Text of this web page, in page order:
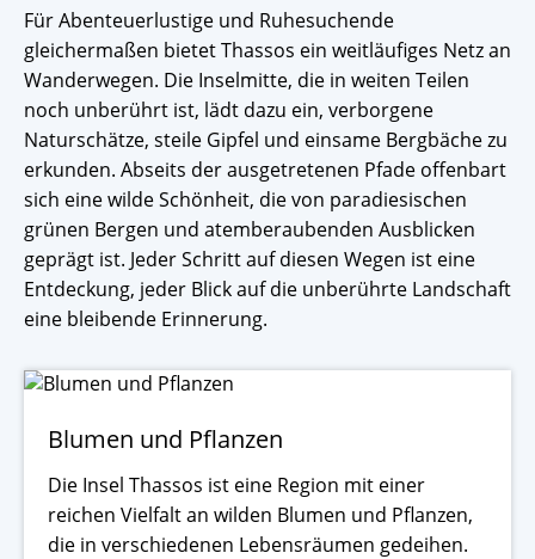
Für Abenteuerlustige und Ruhesuchende
gleichermaßen bietet Thassos ein weitläufiges Netz an
Wanderwegen. Die Inselmitte, die in weiten Teilen
noch unberührt ist, lädt dazu ein, verborgene
Naturschätze, steile Gipfel und einsame Bergbäche zu
erkunden. Abseits der ausgetretenen Pfade offenbart
sich eine wilde Schönheit, die von paradiesischen
grünen Bergen und atemberaubenden Ausblicken
geprägt ist. Jeder Schritt auf diesen Wegen ist eine
Entdeckung, jeder Blick auf die unberührte Landschaft
eine bleibende Erinnerung.
Blumen und Pflanzen
Die Insel Thassos ist eine Region mit einer
reichen Vielfalt an wilden Blumen und Pflanzen,
die in verschiedenen Lebensräumen gedeihen.